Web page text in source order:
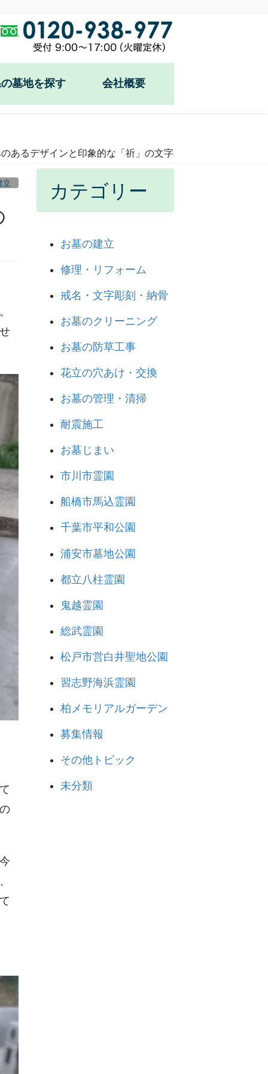
墓地を探す 会社概要
あるデザインと印象的な「祈」の文字
立 カテゴリー
お墓の建立
修理・リフォーム
戒名・文字彫刻・納骨
お墓のクリーニング
お墓の防草工事
花立の穴あけ・交換
お墓の管理・清掃
耐震施工
お墓じまい
市川市霊園
船橋市馬込霊園
千葉市平和公園
浦安市墓地公園
都立八柱霊園
鬼越霊園
総武霊園
松戸市営白井聖地公園
習志野海浜霊園
柏メモリアルガーデン
募集情報
その他トピック
未分類